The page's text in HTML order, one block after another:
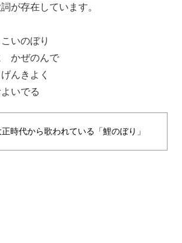
が存在しています。
いのぼり
かぜのんで
んきよく
いでる
正時代から歌われている「鯉のぼり」